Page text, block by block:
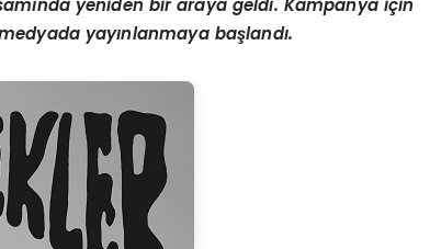
yayınlanmaya başlandı.